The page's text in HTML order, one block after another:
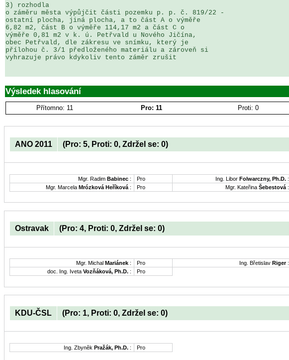
3) rozhodla
o záměru města výpůjčit části pozemku p. p. č. 819/22 -
ostatní plocha, jiná plocha, a to část A o výměře
6,82 m2, část B o výměře 114,17 m2 a část C o
výměře 0,81 m2 v k. ú. Petřvald u Nového Jičína,
obec Petřvald, dle zákresu ve snímku, který je
přílohou č. 3/1 předloženého materiálu a zároveň si
vyhrazuje právo kdykoliv tento záměr zrušit
Výsledek hlasování
Přítomno: 11 Pro: 11 Proti: 0
ANO 2011 (Pro: 5, Proti: 0, Zdržel se: 0)
Mgr. Radim Babinec : Pro Ing. Libor Folwarczny, Ph.D. :
Mgr. Marcela Mrózková Heříková : Pro Mgr. Kateřina Šebestová :
Ostravak (Pro: 4, Proti: 0, Zdržel se: 0)
Mgr. Michal Mariánek : Pro Ing. Břetislav Riger:
doc. Ing. Iveta Vozňáková, Ph.D. : Pro
KDU-ČSL (Pro: 1, Proti: 0, Zdržel se: 0)
Ing. Zbyněk Pražák, Ph.D. : Pro